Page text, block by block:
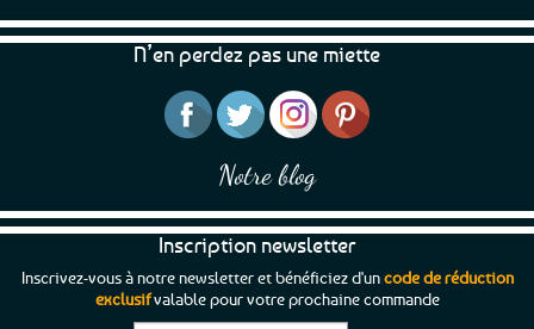
choisies
sur
N’en perdez pas une miette
Notre blog
Inscription newsletter
Inscrivez-vous à notre newsletter et bénéficiez d'uncode de réduction
exclusifvalable pour votre prochaine commande